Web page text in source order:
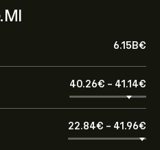
6.15B‎€‎
40.26‎€‎ - 41.14‎€‎
22.84‎€‎ - 41.96‎€‎